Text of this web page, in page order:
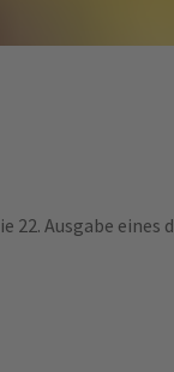
22. Ausgabe eines